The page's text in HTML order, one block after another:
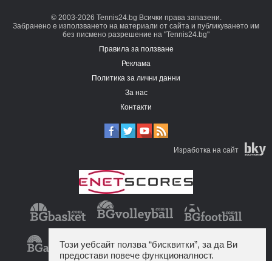
© 2003-2026 Tennis24.bg Всички права запазени.
Забранено е използването на материали от сайта и публикуването им
без писмено разрешение на "Tennis24.bg"
Правила за ползване
Реклама
Политика за лични данни
За нас
Контакти
Изработка на сайт
Този уебсайт ползва “бисквитки”, за да Ви
предостави повече функционалност.